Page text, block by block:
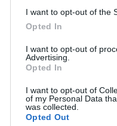
I want to opt-out of the
Opted In
I want to opt-out of
Advertising.
Opted In
I want to opt-out of
of my Personal Data
was collected.
Opted Out